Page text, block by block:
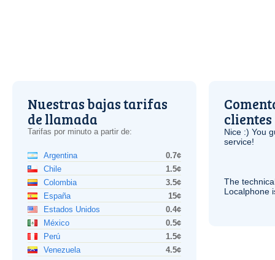
Nuestras bajas tarifas
de llamada
Tarifas por minuto a partir de:
Argentina
0.7¢
Chile
1.5¢
Colombia
3.5¢
España
15¢
Estados Unidos
0.4¢
México
0.5¢
Perú
1.5¢
Venezuela
4.5¢
clientes
Nice :) You
service!
The
Localphone